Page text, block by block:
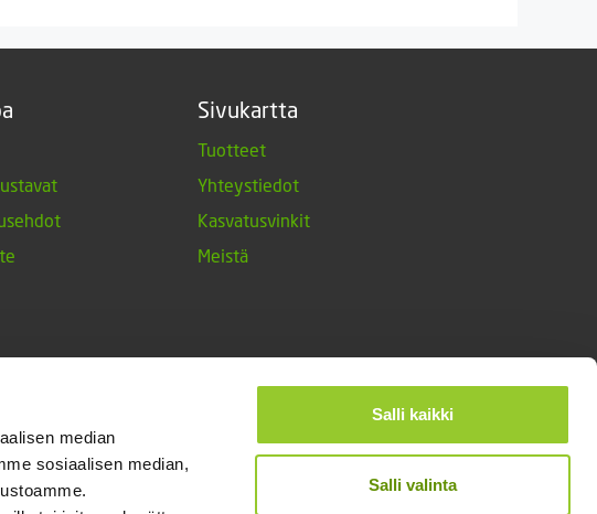
median
sosiaalisen median,
Salli kaikki
Salli valinta
Sivukartta
Tuotteet
Yhteystiedot
Kasvatusvinkit
Meistä